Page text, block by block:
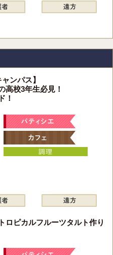
ンパス】
高校3年生必見！
！
ロピカルフルーツタルト作り